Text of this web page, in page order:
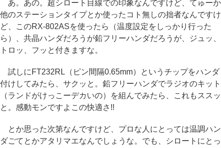
あ。あの。超シロート目線での印象なんですけど、てゅーか
他のステーションタイプとか使ったコト無しの拙者なんですけ
ど、このRX-802ASを使ったら（温度設定をしっかり行った
ら）、共晶ハンダだろうが鉛フリーハンダだろうが、ジュッ、
トロッ、フッと付きますな。
試しにFT232RL（ピン間隔0.65mm）というチップをハンダ
付けしてみたら、サクッと。鉛フリーハンダでラジオのキット
（ランドがけっこーデカいの）を組んでみたら、これもススッ
と。感動モンですよこの快適さ!!
とか思った次第なんですけど、プロな人にとっては温調ハン
ダごてとかアタリマエなんでしょうな。でも、シロートにとっ